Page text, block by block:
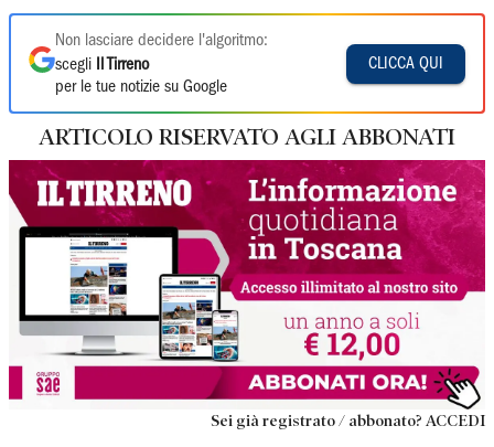
Non lasciare decidere l'algoritmo:
scegli
Il Tirreno
per le tue notizie su Google
CLICCA QUI
ARTICOLO RISERVATO AGLI ABBONATI
Sei già registrato / abbonato? ACCEDI